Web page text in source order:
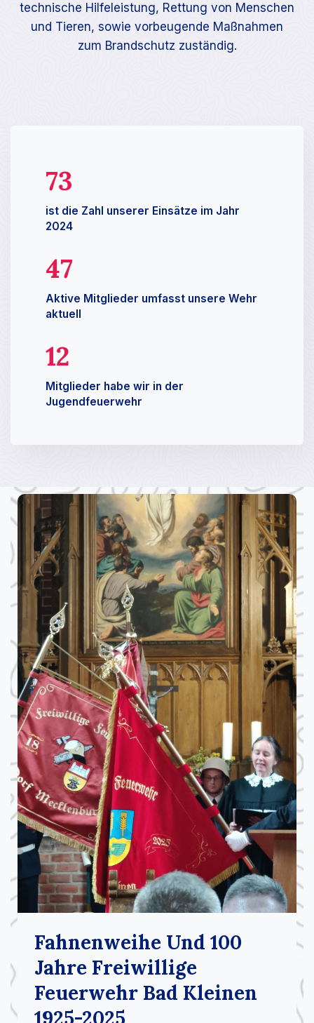
technische Hilfeleistung, Rettung von Menschen
und Tieren, sowie vorbeugende Maßnahmen
zum Brandschutz zuständig.
73
ist die Zahl unserer Einsätze im Jahr
2024
47​
Aktive Mitglieder umfasst unsere Wehr
aktuell
12​
Mitglieder habe wir in der
Jugendfeuerwehr​
Fahnenweihe Und 100
Jahre Freiwillige
Feuerwehr Bad Kleinen